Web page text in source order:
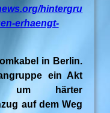
hintergru
erhaengt-
in Berlin.
ein Akt
um härter
auf dem Weg